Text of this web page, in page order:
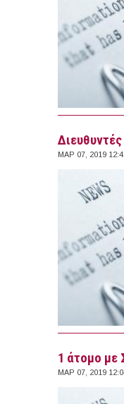
ΜΑΡ 07, 2019
1 άτομο με
ΜΑΡ 07, 2019